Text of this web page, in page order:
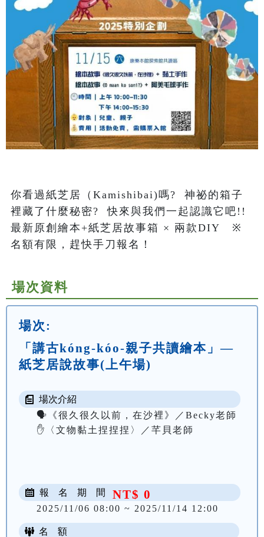
你看過紙芝居（Kamishibai)嗎?  神祕的箱子
裡藏了什麼秘密?  快來與我們一起認識它吧!!
最新原創繪本+紙芝居故事箱 × 兩款DIY   ※
名額有限，趕快手刀報名！
場次資料
場次:
「講古kóng-kóo-親子共讀繪本」—
紙芝居說故事(上午場)
NT$ 0
場次介紹
🗣️《很久很久以前，在沙裡》／Becky老師
✋〈文物黏土捏捏捏〉／芊貝老師
報 名 期 間
2025/11/06 08:00 ~ 2025/11/14 12:00
名 額